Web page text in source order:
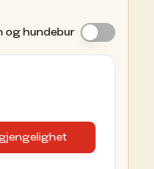
og hundebur